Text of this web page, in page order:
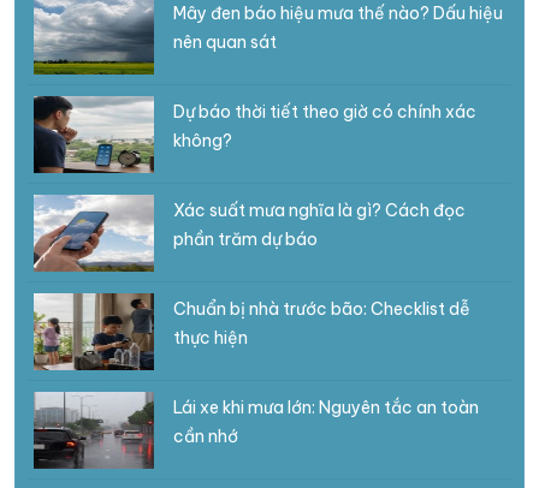
Mây đen báo hiệu mưa thế nào? Dấu hiệu
nên quan sát
Dự báo thời tiết theo giờ có chính xác
không?
Xác suất mưa nghĩa là gì? Cách đọc
phần trăm dự báo
Chuẩn bị nhà trước bão: Checklist dễ
thực hiện
Lái xe khi mưa lớn: Nguyên tắc an toàn
cần nhớ